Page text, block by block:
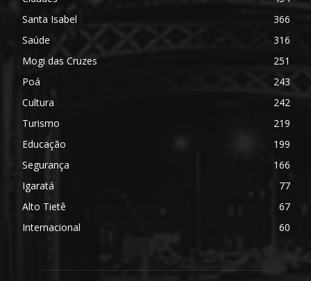
Santa Isabel
366
Saúde
316
Mogi das Cruzes
251
Poá
243
Cultura
242
Turismo
219
Educação
199
Segurança
166
Igaratá
77
Alto Tietê
67
Internacional
60